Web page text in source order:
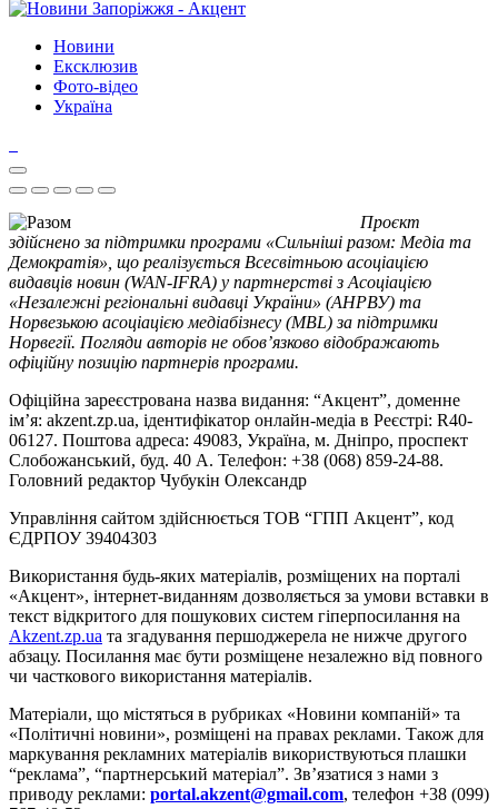
Новини
Ексклюзив
Фото-відео
Україна
Проєкт
здійснено за підтримки програми «Сильніші разом: Медіа та
Демократія», що реалізується Всесвітньою асоціацією
видавців новин (WAN-IFRA) у партнерстві з Асоціацією
«Незалежні регіональні видавці України» (АНРВУ) та
Норвезькою асоціацією медіабізнесу (MBL) за підтримки
Норвегії. Погляди авторів не обов’язково відображають
офіційну позицію партнерів програми.
Офіційна зареєстрована назва видання: “Акцент”, доменне
ім’я: akzent.zp.ua, ідентифікатор онлайн-медіа в Реєстрі: R40-
06127. Поштова адреса: 49083, Україна, м. Дніпро, проспект
Слобожанський, буд. 40 А. Телефон: +38 (068) 859-24-88.
Головний редактор Чубукін Олександр
Управління сайтом здійснюється ТОВ “ГПП Акцент”, код
ЄДРПОУ 39404303
Використання будь-яких матеріалів, розміщених на порталі
«Акцент», інтернет-виданням дозволяється за умови вставки в
текст відкритого для пошукових систем гіперпосилання на
Akzent.zp.ua та згадування першоджерела не нижче другого
абзацу. Посилання має бути розміщене незалежно від повного
чи часткового використання матеріалів.
Матеріали, що містяться в рубриках «Новини компаній» та
«Політичні новини», розміщені на правах реклами. Також для
маркування рекламних матеріалів використвуються плашки
“реклама”, “партнерський матеріал”. Зв’язатися з нами з
приводу реклами: portal.akzent@gmail.com, телефон +38 (099)